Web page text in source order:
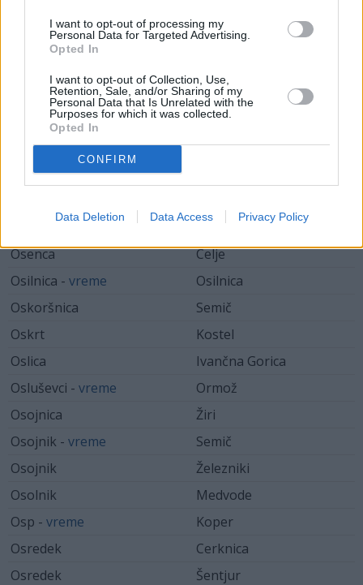
I want to opt-out of processing my
Personal Data for Targeted Advertising.
Opted In
I want to opt-out of Collection, Use,
Retention, Sale, and/or Sharing of my
Personal Data that Is Unrelated with the
Purposes for which it was collected.
Opted In
CONFIRM
Data Deletion Data Access Privacy Policy
Orlek -vreme
Sežana
Ornuška vas
Mokronog - Trebelno
Orova vas
Polzela
Ortnek -vreme
Ribnica
Ortnice
Sveta Ana
Osenca
Celje
Osilnica - vreme
Osilnica
Oskoršnica
Semič
Oskrt
Kostel
Oslica
Ivančna Gorica
Osluševci - vreme
Ormož
Osojnica
Žiri
Osojnik - vreme
Semič
Osojnik
Železniki
Osolnik
Medvode
Osp - vreme
Koper
Osredek
Cerknica
Osredek
Šentjur